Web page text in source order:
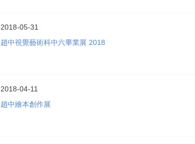
2018-05-31
趙中視覺藝術科中六畢業展 2018
2018-04-11
趙中繪本創作展